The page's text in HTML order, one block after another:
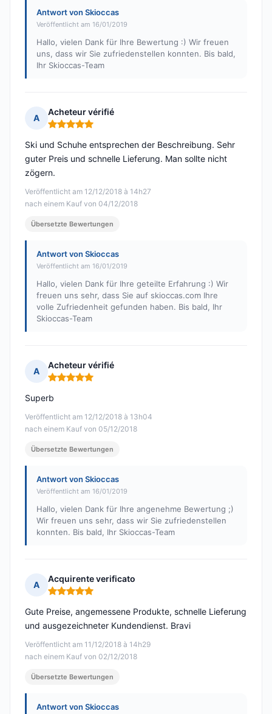
Antwort von Skioccas
Veröffentlicht am 16/01/2019
Hallo, vielen Dank für Ihre Bewertung :) Wir freuen
uns, dass wir Sie zufriedenstellen konnten. Bis bald,
Ihr Skioccas-Team
A
Acheteur vérifié
Hinweis: 5 von 5
Veröffentlicht am 12/12/2018 à 14h27
nach einem Kauf von 04/12/2018
Ski und Schuhe entsprechen der Beschreibung. Sehr
guter Preis und schnelle Lieferung. Man sollte nicht
zögern.
Übersetzte Bewertungen
Antwort von Skioccas
Veröffentlicht am 16/01/2019
Hallo, vielen Dank für Ihre geteilte Erfahrung :) Wir
freuen uns sehr, dass Sie auf skioccas.com Ihre
volle Zufriedenheit gefunden haben. Bis bald, Ihr
Skioccas-Team
A
Acheteur vérifié
Hinweis: 5 von 5
Veröffentlicht am 12/12/2018 à 13h04
nach einem Kauf von 05/12/2018
Superb
Übersetzte Bewertungen
Antwort von Skioccas
Veröffentlicht am 16/01/2019
Hallo, vielen Dank für Ihre angenehme Bewertung ;)
Wir freuen uns sehr, dass wir Sie zufriedenstellen
konnten. Bis bald, Ihr Skioccas-Team
A
Acquirente verificato
Hinweis: 5 von 5
Veröffentlicht am 11/12/2018 à 14h29
nach einem Kauf von 02/12/2018
Gute Preise, angemessene Produkte, schnelle Lieferung
und ausgezeichneter Kundendienst. Bravi
Übersetzte Bewertungen
Antwort von Skioccas